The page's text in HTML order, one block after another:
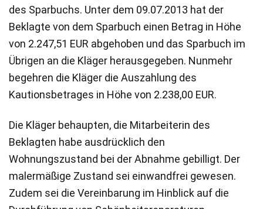
des Sparbuchs. Unter dem 09.07.2013 hat der
Beklagte von dem Sparbuch einen Betrag in Höhe
von 2.247,51 EUR abgehoben und das Sparbuch im
Übrigen an die Kläger herausgegeben. Nunmehr
begehren die Kläger die Auszahlung des
Kautionsbetrages in Höhe von 2.238,00 EUR.
Die Kläger behaupten, die Mitarbeiterin des
Beklagten habe ausdrücklich den
Wohnungszustand bei der Abnahme gebilligt. Der
malermäßige Zustand sei einwandfrei gewesen.
Zudem sei die Vereinbarung im Hinblick auf die